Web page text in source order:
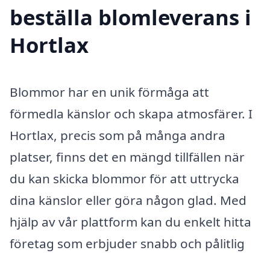
beställa blomleverans i
Hortlax
Blommor har en unik förmåga att
förmedla känslor och skapa atmosfärer. I
Hortlax, precis som på många andra
platser, finns det en mängd tillfällen när
du kan skicka blommor för att uttrycka
dina känslor eller göra någon glad. Med
hjälp av vår plattform kan du enkelt hitta
företag som erbjuder snabb och pålitlig